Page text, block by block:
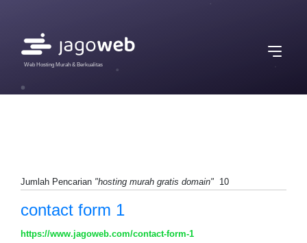
Web Hosting Murah & Berkualitas
Jumlah Pencarian "hosting murah gratis domain" 10
contact form 1
https://www.jagoweb.com/contact-form-1